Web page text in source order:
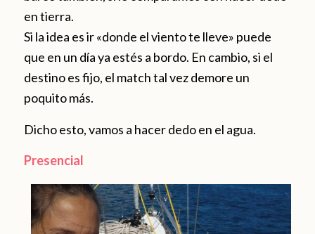
en tierra.
Si la idea es ir «donde el viento te lleve» puede
que en un día ya estés a bordo. En cambio, si el
destino es fijo, el match tal vez demore un
poquito más.
Dicho esto, vamos a hacer dedo en el agua.
Presencial